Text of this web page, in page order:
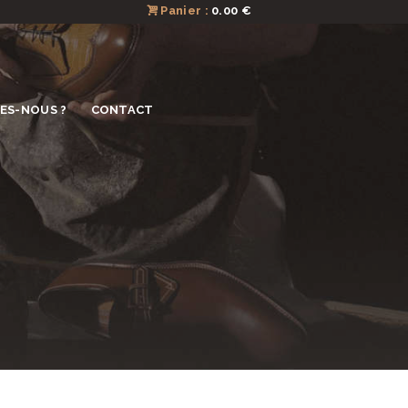
Panier : 0.00 €
NOUS ? CONTACT